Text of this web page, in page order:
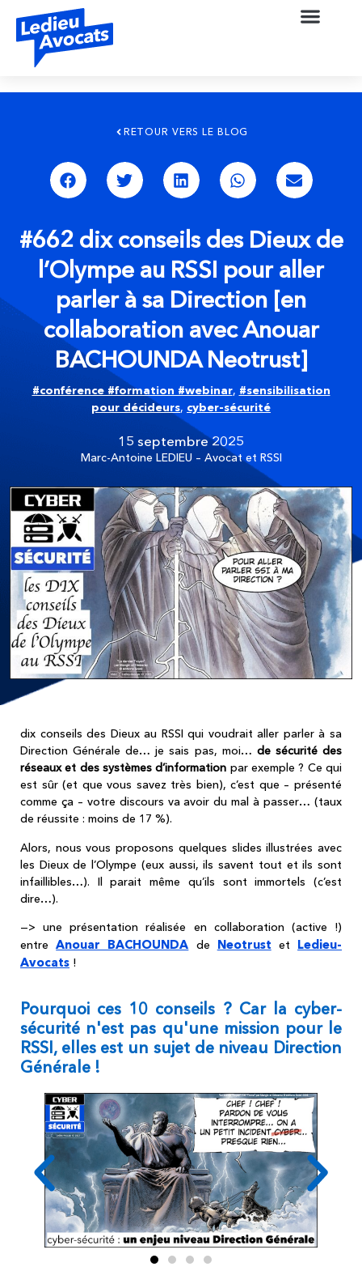
RETOUR VERS LE BLOG
#662 dix conseils des Dieux de
l’Olympe au RSSI pour aller
parler à sa Direction [en
collaboration avec Anouar
BACHOUNDA Neotrust]
15 septembre 2025
Marc-Antoine LEDIEU – Avocat et RSSI
#conférence #formation #webinar, #sensibilisation
pour décideurs, cyber-sécurité
dix conseils des Dieux au RSSI qui voudrait aller parler à sa
Direction Générale de… je sais pas, moi… de sécurité des
réseaux et des systèmes d’information par exemple ? Ce qui
est sûr (et que vous savez très bien), c’est que – présenté
comme ça – votre discours va avoir du mal à passer… (taux
de réussite : moins de 17 %).
Alors, nous vous proposons quelques slides illustrées avec
les Dieux de l’Olympe (eux aussi, ils savent tout et ils sont
infaillibles…). Il parait même qu’ils sont immortels (c’est
dire…).
—> une présentation réalisée en collaboration (active !)
entreAnouar BACHOUNDA de Neotrust et Ledieu-
Avocats !
Pourquoi ces 10 conseils ? Car la cyber-
sécurité n'est pas qu'une mission pour le
RSSI, elles est un sujet de niveau Direction
Générale !